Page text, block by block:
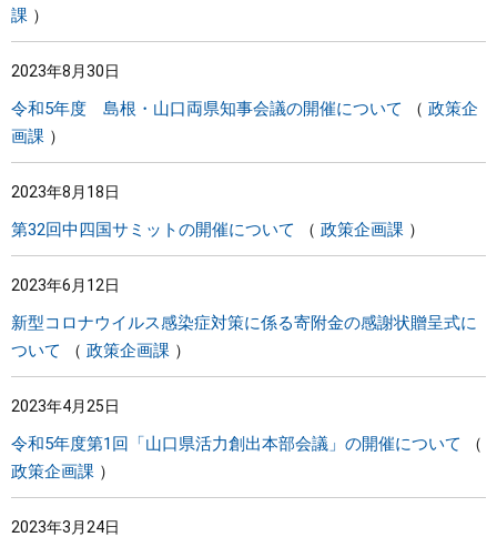
課
2023年8月30日
令和5年度 島根・山口両県知事会議の開催について
政策企
画課
2023年8月18日
第32回中四国サミットの開催について 政策企画課
2023年6月12日
新型コロナウイルス感染症対策に係る寄附金の感謝状贈呈式に
ついて
政策企画課
2023年4月25日
令和5年度第1回「山口県活力創出本部会議」の開催について
政策企画課
2023年3月24日